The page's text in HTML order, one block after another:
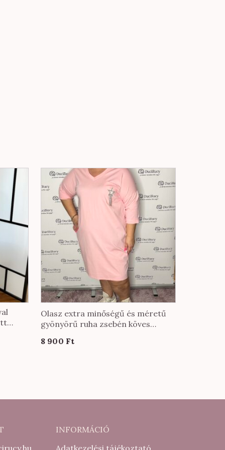
Olasz extra minőségű és méretű
gyönyörű ruha zsebén köves
8 900 Ft
INFORMÁCIÓ
Adatkezelési tájékoztató